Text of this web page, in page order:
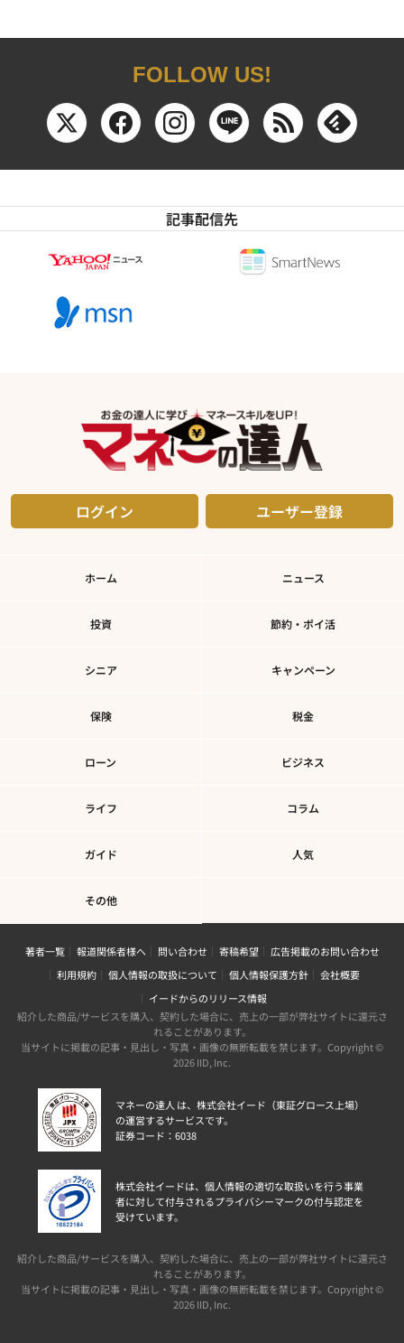
FOLLOW US!
記事配信先
ログイン ユーザー登録
ホーム ニュース
投資 節約・ポイ活
シニア キャンペーン
保険 税金
ローン ビジネス
ライフ コラム
ガイド 人気
その他
著者一覧 報道関係者様へ 問い合わせ 寄稿希望
広告掲載のお問い合わせ
利用規約
個人情報の取扱について 個人情報保護方針
会社概要
イードからのリリース情報
紹介した商品/サービスを購入、契約した場合に、売上の一部が弊社サイトに還元さ
れることがあります。
当サイトに掲載の記事・見出し・写真・画像の無断転載を禁じます。Copyright ©
2026 IID, Inc.
マネーの達人 は、株式会社イード（東証グロース上場）
の運営するサービスです。
証券コード：6038
株式会社イードは、個人情報の適切な取扱いを行う事業
者に対して付与されるプライバシーマークの付与認定を
受けています。
紹介した商品/サービスを購入、契約した場合に、売上の一部が弊社サイトに還元さ
れることがあります。
当サイトに掲載の記事・見出し・写真・画像の無断転載を禁じます。Copyright ©
2026 IID, Inc.